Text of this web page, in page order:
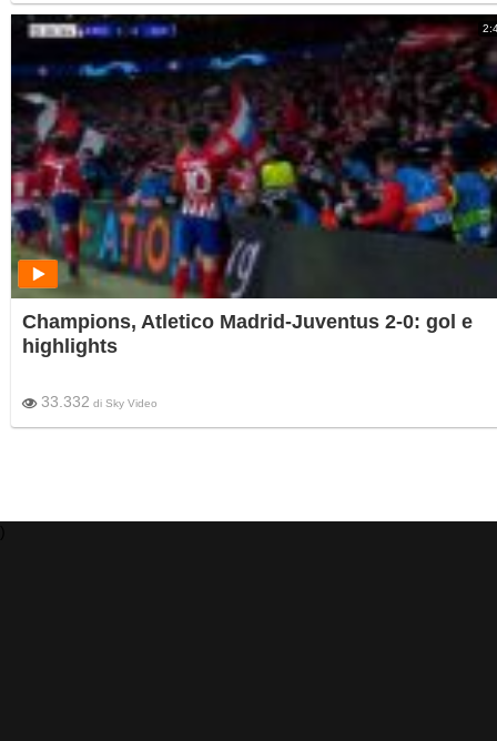
Champions, Atletico Madrid-Juventus 2-0: gol e
highlights
33.332 di Sky Video